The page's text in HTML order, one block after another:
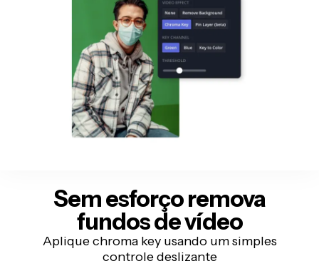
Sem esforçoremova
fundos de vídeo
Aplique chroma key usando um simples
controle deslizante